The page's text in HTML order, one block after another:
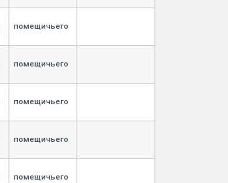
помещичьего
помещичьего
помещичьего
помещичьего
помещичьего